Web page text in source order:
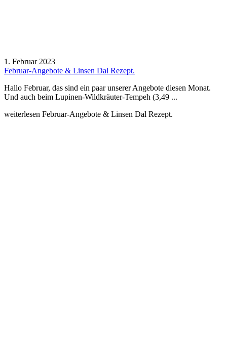
1. Februar 2023
Februar-Angebote & Linsen Dal Rezept.
Hallo Februar, das sind ein paar unserer Angebote diesen Monat.
Und auch beim Lupinen-Wildkräuter-Tempeh (3,49 ...
weiterlesen Februar-Angebote & Linsen Dal Rezept.